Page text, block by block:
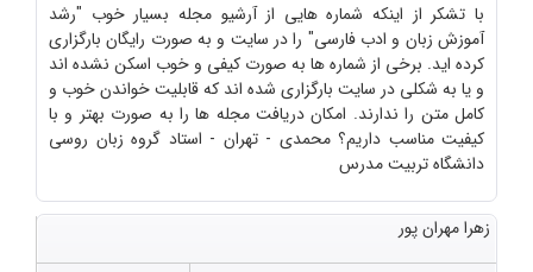
با تشکر از اینکه شماره هایی از آرشیو مجله بسیار خوب "رشد
آموزش زبان و ادب فارسی" را در سایت و به صورت رایگان بارگزاری
کرده اید. برخی از شماره ها به صورت کیفی و خوب اسکن نشده اند
و یا به شکلی در سایت بارگزاری شده اند که قابلیت خواندن خوب و
کامل متن را ندارند. امکان دریافت مجله ها را به صورت بهتر و با
کیفیت مناسب داریم؟ محمدی - تهران - استاد گروه زبان روسی
دانشگاه تربیت مدرس
زهرا مهران پور